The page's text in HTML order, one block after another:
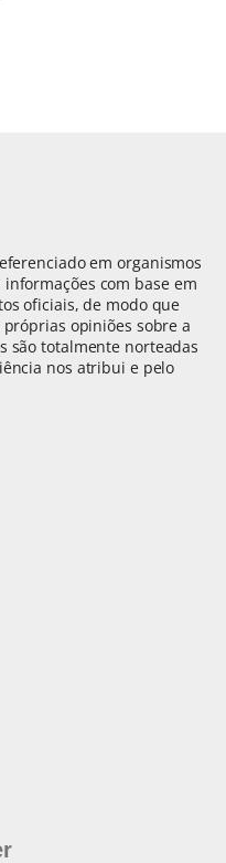
em organismos
com base em
oficiais, de modo que
opiniões sobre a
são totalmente norteadas
nos atribui e pelo